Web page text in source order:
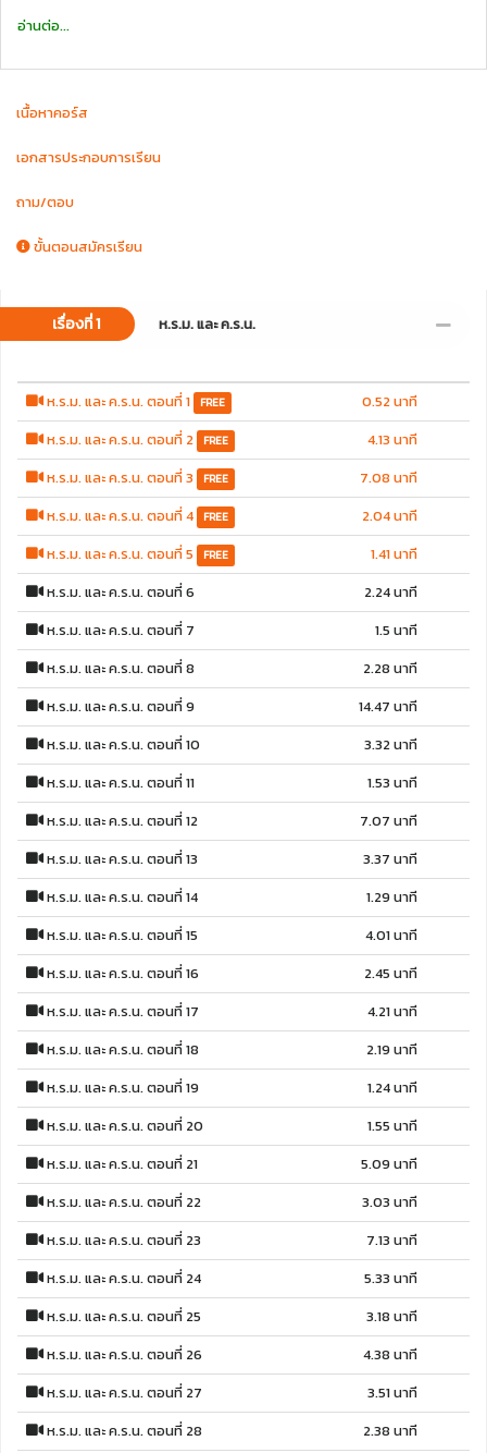
เรียนแล้ว ตอนคอร์สนี้ยังมีแบบฝึกหัด สสวท. พร้อมเฉลย ให้ได้ฝึกคิด และลอง
อ่านต่อ...
เนื้อหาคอร์ส
เอกสารประกอบการเรียน
ถาม/ตอบ
ขั้นตอนสมัครเรียน
เรื่องที่ 1 ห.ร.ม. และ ค.ร.น.
ห.ร.ม. และ ค.ร.น. ตอนที่ 1 FREE
0.52 นาที
ห.ร.ม. และ ค.ร.น. ตอนที่ 2 FREE
4.13 นาที
ห.ร.ม. และ ค.ร.น. ตอนที่ 3
FREE
7.08 นาที
ห.ร.ม. และ ค.ร.น. ตอนที่ 4 FREE
2.04 นาที
ห.ร.ม. และ ค.ร.น. ตอนที่ 5
FREE
1.41 นาที
ห.ร.ม. และ ค.ร.น. ตอนที่ 6
2.24 นาที
ห.ร.ม. และ ค.ร.น. ตอนที่ 7
1.5 นาที
ห.ร.ม. และ ค.ร.น. ตอนที่ 8
2.28 นาที
ห.ร.ม. และ ค.ร.น. ตอนที่ 9
14.47 นาที
ห.ร.ม. และ ค.ร.น. ตอนที่ 10
3.32 นาที
ห.ร.ม. และ ค.ร.น. ตอนที่ 11
1.53 นาที
ห.ร.ม. และ ค.ร.น. ตอนที่ 12
7.07 นาที
ห.ร.ม. และ ค.ร.น. ตอนที่ 13
3.37 นาที
ห.ร.ม. และ ค.ร.น. ตอนที่ 14
1.29 นาที
ห.ร.ม. และ ค.ร.น. ตอนที่ 15
4.01 นาที
ห.ร.ม. และ ค.ร.น. ตอนที่ 16
2.45 นาที
ห.ร.ม. และ ค.ร.น. ตอนที่ 17
4.21 นาที
ห.ร.ม. และ ค.ร.น. ตอนที่ 18
2.19 นาที
ห.ร.ม. และ ค.ร.น. ตอนที่ 19
1.24 นาที
ห.ร.ม. และ ค.ร.น. ตอนที่ 20
1.55 นาที
ห.ร.ม. และ ค.ร.น. ตอนที่ 21
5.09 นาที
ห.ร.ม. และ ค.ร.น. ตอนที่ 22
3.03 นาที
ห.ร.ม. และ ค.ร.น. ตอนที่ 23
7.13 นาที
ห.ร.ม. และ ค.ร.น. ตอนที่ 24
5.33 นาที
ห.ร.ม. และ ค.ร.น. ตอนที่ 25
3.18 นาที
ห.ร.ม. และ ค.ร.น. ตอนที่ 26
4.38 นาที
ห.ร.ม. และ ค.ร.น. ตอนที่ 27
3.51 นาที
ห.ร.ม. และ ค.ร.น. ตอนที่ 28
2.38 นาที